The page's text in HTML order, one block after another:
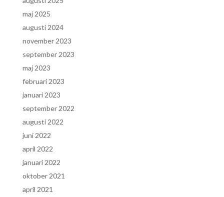
maj 2025
augusti 2024
november 2023
september 2023
maj 2023
februari 2023
januari 2023
september 2022
augusti 2022
juni 2022
april 2022
januari 2022
oktober 2021
april 2021